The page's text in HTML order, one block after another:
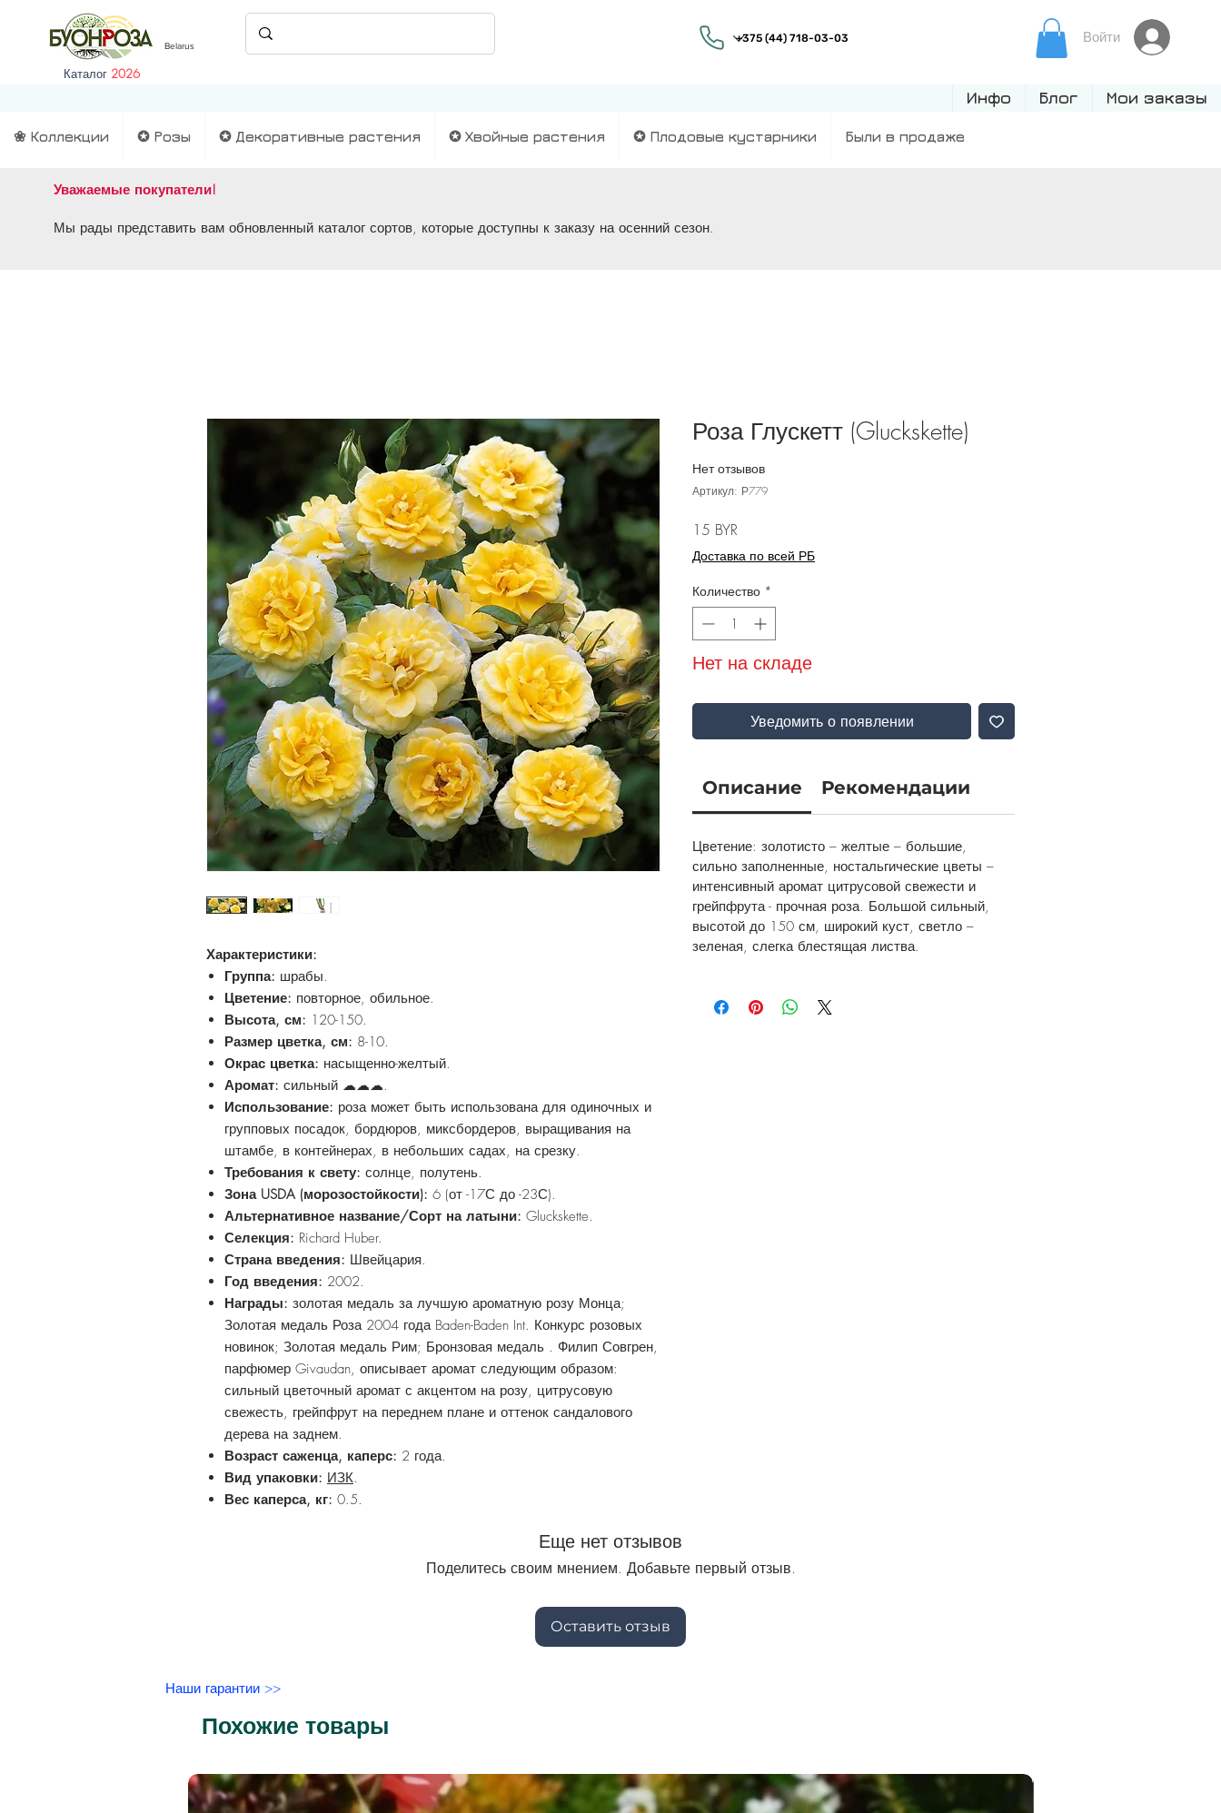
Belarus
Каталог 2026
Войти
Инфо Блог Мои заказы
❀ Коллекции ✪ Розы ✪ Декоративные растения ✪ Хвойные растения ✪ Плодовые кустарники Были в продаже
Уважаемые покупатели!
Мы рады представить вам обновленный каталог сортов, которые доступны к заказу на осенний сезон.
Характеристики:
Группа: шрабы.
Цветение: повторное, обильное.
Высота, см: 120-150.
Размер цветка, см: 8-10.
Окрас цветка: насыщенно-желтый.
Аромат: сильный ☁☁☁.
Использование: роза может быть использована для одиночных и
групповых посадок, бордюров, миксбордеров, выращивания на
штамбе, в контейнерах, в небольших садах, на срезку.
Требования к свету: солнце, полутень.
Зона USDA (морозостойкости): 6 (от -17С до -23С).
Альтернативное название/Сорт на латыни: Gluckskette.
Селекция: Richard Huber.
Страна введения: Швейцария.
Год введения: 2002.
Награды: золотая медаль за лучшую ароматную розу Монца;
Золотая медаль Роза 2004 года Baden-Baden Int. Конкурс розовых
новинок; Золотая медаль Рим; Бронзовая медаль . Филип Совгрен,
парфюмер Givaudan, описывает аромат следующим образом:
сильный цветочный аромат с акцентом на розу, цитрусовую
свежесть, грейпфрут на переднем плане и оттенок сандалового
дерева на заднем.
Возраст саженца, каперс: 2 года.
Вид упаковки: ИЗК.
Вес каперса, кг: 0.5.
Роза Глускетт (Gluckskette)
Нет отзывов
Артикул: Р779
15 BYR
Доставка по всей РБ
Количество *
Нет на складе
Уведомить о появлении
Описание Рекомендации
Цветение: золотисто – желтые – большие,
сильно заполненные, ностальгические цветы –
интенсивный аромат цитрусовой свежести и
грейпфрута - прочная роза. Большой сильный,
высотой до 150 см, широкий куст, светло –
зеленая, слегка блестящая листва.
Еще нет отзывов
Поделитесь своим мнением. Добавьте первый отзыв.
Оставить отзыв
Наши гарантии >>
Похожие товары